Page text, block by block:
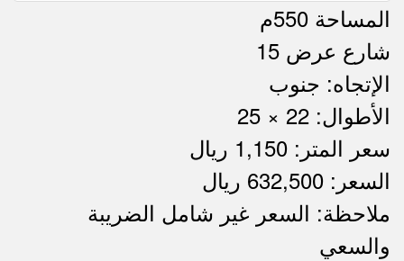
المساحة 550م
شارع عرض 15
الإتجاه: جنوب
الأطوال: 22 × 25
سعر المتر: 1,150 ريال
السعر: 632,500 ريال
ملاحظاتملاحظة: السعر غير شامل الضريبة
والسعي